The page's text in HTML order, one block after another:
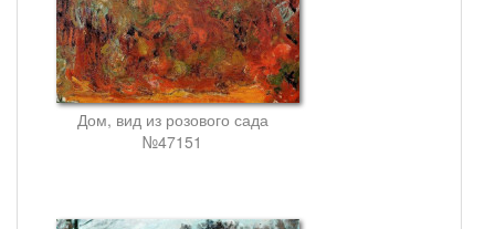
Дом, вид из розового сада
№47151